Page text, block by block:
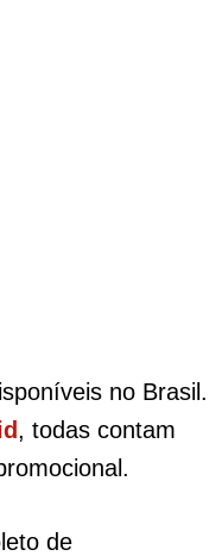
no Brasil.
, todas contam
de